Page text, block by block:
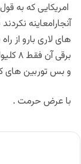
امریکایی که به
آنجارامعاینه
های لاری بارو از
و بس توربین های
با عرض حرمت .